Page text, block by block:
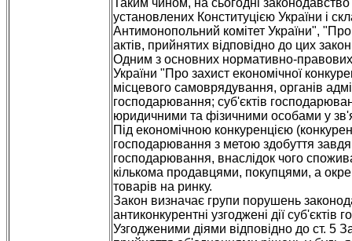
Таким чином, на сьогодні законодавство
установлених Конституцією України і
Антимонопольний комітет України",
актів, прийнятих відповідно до цих
Одним з основних нормативно-правових
України "Про захист економічної
місцевого самоврядування, органів
господарювання; суб'єктів
юридичними та фізичними особами у
Під економічною конкуренцією
господарювання з метою здобуття
господарювання, внаслідок чого
кількома продавцями, покупцями, а
товарів на ринку.
Закон визначає групи порушень
антиконкурентні узгоджені дії суб'єктів
Узгодженими діями відповідно до ст. 5